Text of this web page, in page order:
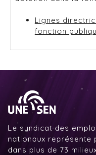
Lignes
fonction
Le syndicat des
nationaux représente
dans plus de 73